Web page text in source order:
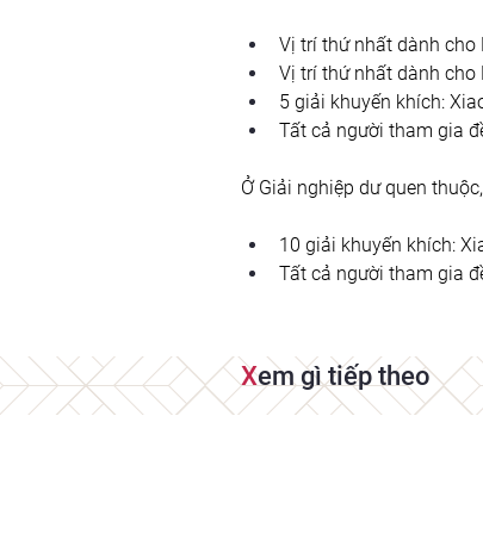
Vị trí thứ nhất dành
Vị trí thứ nhất dành
5 giải khuyến khích:
Tất cả người tham gia
Ở Giải nghiệp dư quen
10 giải khuyến khích:
Tất cả người tham gia
Xem gì tiếp theo